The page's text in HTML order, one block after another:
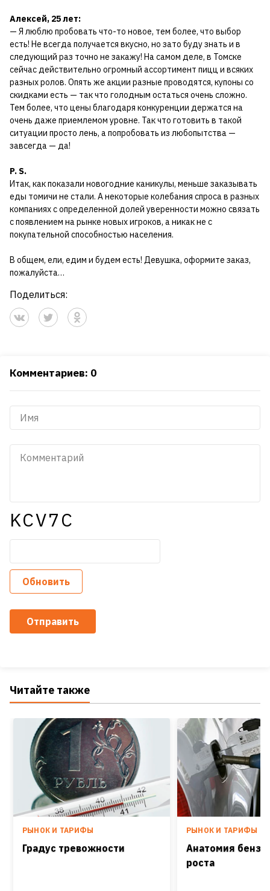
Алексей, 25 лет:
— Я люблю пробовать что-то новое, тем более, что выбор
есть! Не всегда получается вкусно, но зато буду знать и в
следующий раз точно не закажу! На самом деле, в Томске
сейчас действительно огромный ассортимент пицц и всяких
разных ролов. Опять же акции разные проводятся, купоны со
скидками есть — так что голодным остаться очень сложно.
Тем более, что цены благодаря конкуренции держатся на
очень даже приемлемом уровне. Так что готовить в такой
ситуации просто лень, а попробовать из любопытства —
завсегда — да!
P. S.
Итак, как показали новогодние каникулы, меньше заказывать
еды томичи не стали. А некоторые колебания спроса в разных
компаниях с определенной долей уверенности можно связать
с появлением на рынке новых игроков, а никак не с
покупательной способностью населения.
В общем, ели, едим и будем есть! Девушка, оформите заказ,
пожалуйста…
Поделиться:
Комментариев: 0
KCV7C
Обновить
Отправить
Читайте также
РЫНОК И ТАРИФЫ
Градус тревожности
РЫНОК И ТАРИФЫ
Анатомия
роста